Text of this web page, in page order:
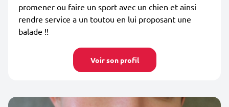
promener ou faire un sport avec un chien et ainsi
rendre service a un toutou en lui proposant une
balade !!
Voir son profil